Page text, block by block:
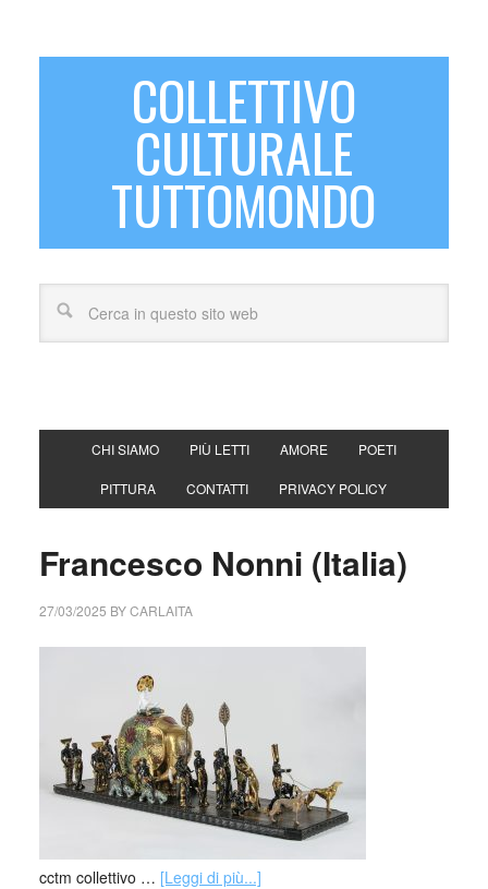
COLLETTIVO
CULTURALE
TUTTOMONDO
CHI SIAMO PIÙ LETTI AMORE POETI
PITTURA CONTATTI PRIVACY POLICY
Francesco Nonni (Italia)
27/03/2025 BYCARLAITA
cctm collettivo … [Leggi di più...]